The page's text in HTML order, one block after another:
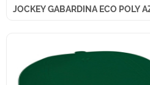
JOCKEY GABARDINA ECO POLY